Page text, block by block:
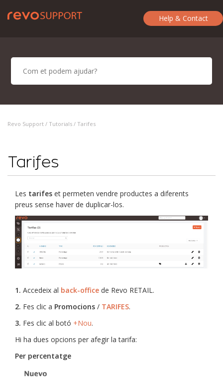
Help & Contact
Revo Support / Tutorials / Tarifes
Tarifes
Les tarifes et permeten vendre productes a diferents
preus sense haver de duplicar-los.
1. Accedeix al back-office de Revo RETAIL.
2. Fes clic a Promocions / TARIFES.
3. Fes clic al botó +Nou.
Hi ha dues opcions per afegir la tarifa:
Per percentatge